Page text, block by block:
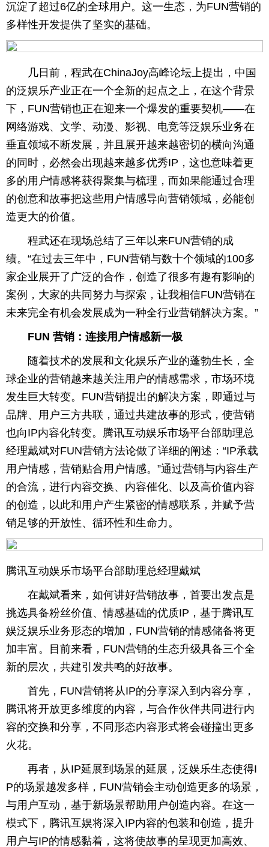
沉淀了超过6亿的全球用户。这一生态，为FUN营销的
多样性开发提供了坚实的基础。
几日前，程武在ChinaJoy高峰论坛上提出，中国
的泛娱乐产业正在一个全新的起点之上，在这个背景
下，FUN营销也正在迎来一个爆发的重要契机——在
网络游戏、文学、动漫、影视、电竞等泛娱乐业务在
垂直领域不断发展，并且展开越来越密切的横向沟通
的同时，必然会出现越来越多优秀IP，这也意味着更
多的用户情感将获得聚集与梳理，而如果能通过合理
的创意和故事把这些用户情感导向营销领域，必能创
造更大的价值。
程武还在现场总结了三年以来FUN营销的成
绩。“在过去三年中，FUN营销与数十个领域的100多
家企业展开了广泛的合作，创造了很多有趣有影响的
案例，大家的共同努力与探索，让我相信FUN营销在
未来完全有机会发展成为一种全行业营销解决方案。”
FUN 营销：连接用户情感新一极
随着技术的发展和文化娱乐产业的蓬勃生长，全
球企业的营销越来越关注用户的情感需求，市场环境
发生巨大转变。FUN营销提出的解决方案，即通过与
品牌、用户三方共联，通过共建故事的形式，使营销
也向IP内容化转变。腾讯互动娱乐市场平台部助理总
经理戴斌对FUN营销方法论做了详细的阐述：“IP承载
用户情感，营销贴合用户情感。”通过营销与内容生产
的合流，进行内容交换、内容催化、以及高价值内容
的创造，以此和用户产生紧密的情感联系，并赋予营
销足够的开放性、循环性和生命力。
腾讯互动娱乐市场平台部助理总经理戴斌
在戴斌看来，如何讲好营销故事，首要出发点是
挑选具备粉丝价值、情感基础的优质IP，基于腾讯互
娱泛娱乐业务形态的增加，FUN营销的情感储备将更
加丰富。目前来看，FUN营销的生态升级具备三个全
新的层次，共建引发共鸣的好故事。
首先，FUN营销将从IP的分享深入到内容分享，
腾讯将开放更多维度的内容，与合作伙伴共同进行内
容的交换和分享，不同形态内容形式将会碰撞出更多
火花。
再者，从IP延展到场景的延展，泛娱乐生态使得I
P的场景越发多样，FUN营销会主动创造更多的场景，
与用户互动，基于新场景帮助用户创造内容。在这一
模式下，腾讯互娱将深入IP内容的包装和创造，提升
用户与IP的情感黏着，这将使故事的呈现更加高效、